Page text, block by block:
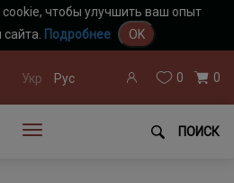
чтобы улучшить ваш опыт
Подробнее OK
Укр Рус 0 0
ПОИСК